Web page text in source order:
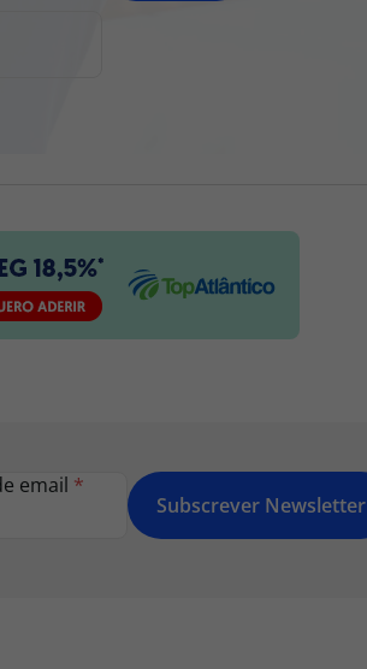
email *
Subscrever Newsletter